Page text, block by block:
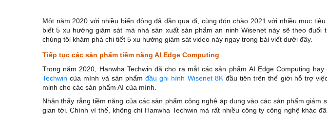
Một năm 2020 với nhiều biến động đã dần qua đi, cùng đón chào 2021 với nhiều mục
biết 5 xu hướng giám sát mà nhà sản xuất sản phẩm an ninh Wisenet này sẽ theo đuổi
chúng tôi khám phá chi tiết 5 xu hướng giám sát video này ngay trong bài viết dưới đây.
Tiếp tục các sản phẩm tiềm năng AI Edge Computing
Trong năm 2020, Hanwha Techwin đã cho ra mắt các sản phẩm AI Edge Computing hay
Techwin của mình và sản phẩm đầu ghi hình Wisenet 8Kđầu tiên trên thế giới hỗ trợ
minh cho các sản phẩm AI của mình.
Nhận thấy rằng tiềm năng của các sản phẩm công nghệ áp dụng vào các sản phẩm giám
gian tới. Chính vì thế, không chỉ Hanwha Techwin mà rất nhiều công ty công nghệ khác